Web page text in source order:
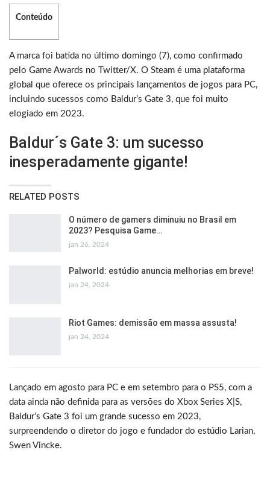
Conteúdo
A marca foi batida no último domingo (7), como confirmado
pelo Game Awards no Twitter/X. O Steam é uma plataforma
global que oferece os principais lançamentos de jogos para PC,
incluindo sucessos como Baldur’s Gate 3, que foi muito
elogiado em 2023.
Baldur´s Gate 3: um sucesso
inesperadamente gigante!
RELATED POSTS
O número de gamers diminuiu no Brasil em
2023? Pesquisa Game…
jan 26, 2024
Palworld: estúdio anuncia melhorias em breve!
jan 24, 2024
Riot Games: demissão em massa assusta!
jan 24, 2024
Lançado em agosto para PC e em setembro para o PS5, com a
data ainda não definida para as versões do Xbox Series X|S,
Baldur’s Gate 3 foi um grande sucesso em 2023,
surpreendendo o diretor do jogo e fundador do estúdio Larian,
Swen Vincke.